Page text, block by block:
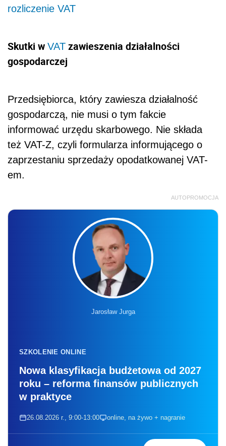
rozliczenie VAT
Skutki w VAT zawieszenia działalności
gospodarczej
Przedsiębiorca, który zawiesza działalność
gospodarczą, nie musi o tym fakcie
informować urzędu skarbowego. Nie składa
też VAT-Z, czyli formularza informującego o
zaprzestaniu sprzedaży opodatkowanej VAT-
em.
AUTOPROMOCJA
Jarosław Jurga
SZKOLENIE ONLINE
Nowa klasyfikacja budżetowa od 2027
roku – reforma finansów publicznych
w praktyce
26.08.2026 r., 9:00-13:00 online, na żywo + nagranie